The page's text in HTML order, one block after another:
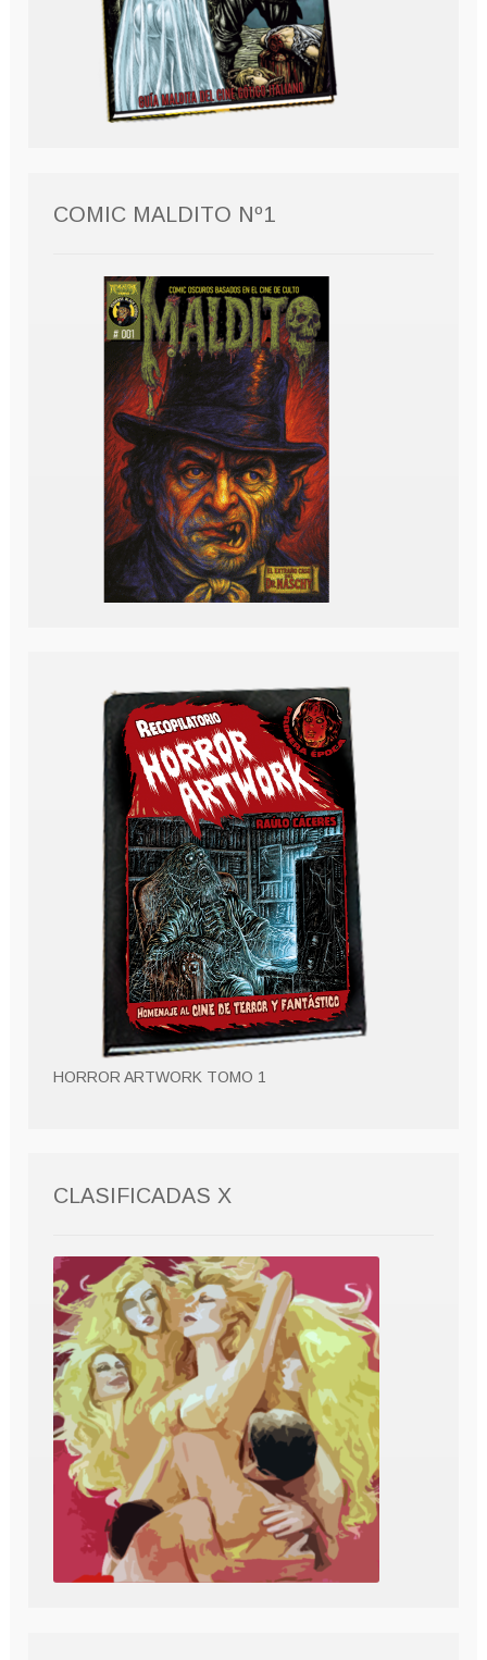
COMIC MALDITO Nº1
HORROR ARTWORK TOMO 1
CLASIFICADAS X